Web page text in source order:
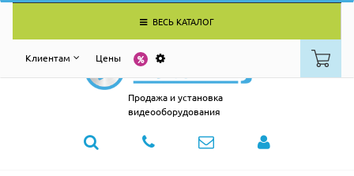
ВЕСЬ КАТАЛОГ
Клиентам Цены
Продажа и установка
видеооборудования